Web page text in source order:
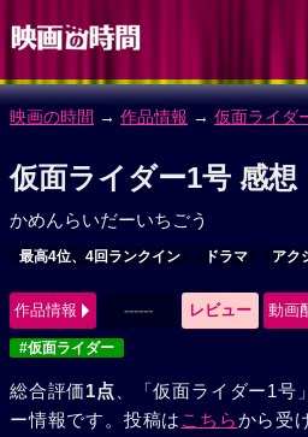
映画の時間 → 作品情報 → 仮面ライダ
仮面ライダー1号 感
かめんらいだーいちごう
最高4位、4回ランクイン ドラマ アク
作品情報 ------ レビュー 動画
#仮面ライダー
総合評価1点 、「仮面ライダー1号
ー情報です。投稿は こちらから受